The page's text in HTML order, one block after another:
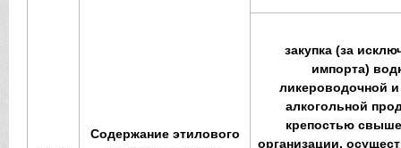
Содержание этилового
закупка (за
импорта)
ликероводочной и
алкогольной
крепостью свыше
организации,